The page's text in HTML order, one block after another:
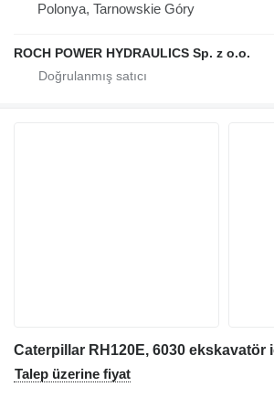
Polonya, Tarnowskie Góry
ROCH POWER HYDRAULICS Sp. z o.o.
Talep üzerine fiyat